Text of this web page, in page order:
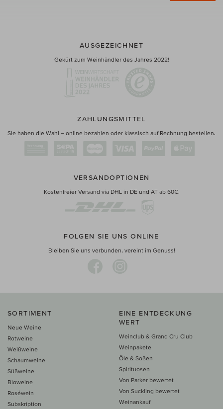
AUSGEZEICHNET
Gekürt zum Weinhändler des Jahres 2022!
ZAHLUNGSMITTEL
Sie haben die Wahl – online bezahlen oder klassisch auf Rechnung bestellen.
VERSANDOPTIONEN
Kostenfreier Versand via DHL in DE und AT ab 60€.
FOLGEN SIE UNS ONLINE
Bleiben Sie uns verbunden, vereint im Genuss!
SORTIMENT
Neue Weine
Rotweine
Weißweine
Schaumweine
Süßweine
Bioweine
Roséwein
Subskription
EINE ENTDECKUNG
WERT
Weinclub & Grand Cru Club
Weinpakete
Öle & Soßen
Spirituosen
Von Parker bewertet
Von Suckling bewertet
Weinankauf